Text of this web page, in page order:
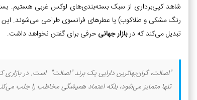
شاهد کپی‌برداری از سبک بسته‌بندی‌های لوکس غربی هستیم.
رنگ مشکی و طلاکوب) یا عطرهای فرانسوی طراحی می‌شوند. این
تبدیل می‌کند که دربازار جهانی حرفی برای گفتن نخواهد داشت.
"اصالت، گران‌بهاترین دارایی یک برند "اصالت" است. در
تنها متمایز می‌شود، بلکه اعتماد همیشگی مخاطب را جلب